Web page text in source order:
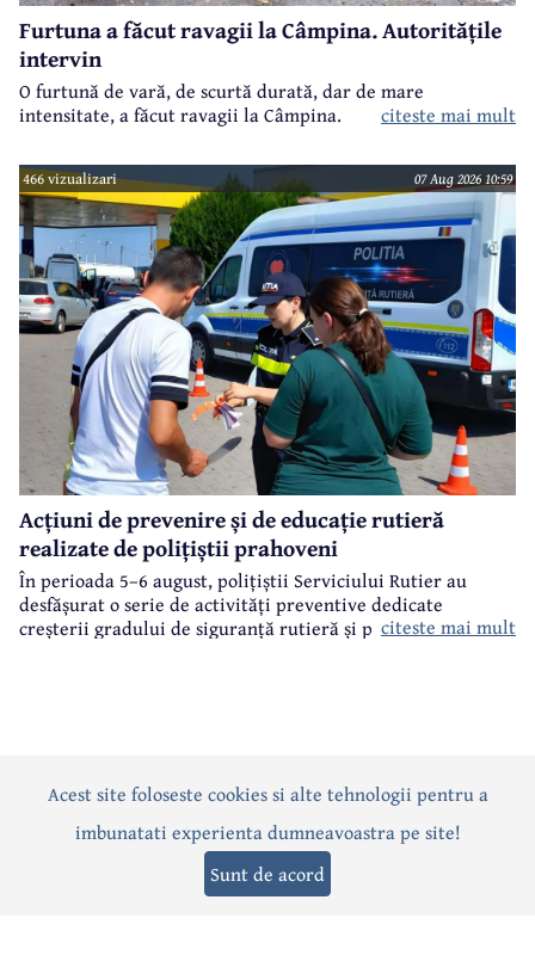
Furtuna a făcut ravagii la Câmpina. Autoritățile
intervin
O furtună de vară, de scurtă durată, dar de mare
intensitate, a făcut ravagii la Câmpina.
citeste mai mult
466 vizualizari 07 Aug 2026 10:59
Acțiuni de prevenire și de educație rutieră
realizate de polițiștii prahoveni
În perioada 5–6 august, polițiștii Serviciului Rutier au
desfășurat o serie de activități preventive dedicate
creșterii gradului de siguranță rutieră și promovării unui
citeste mai mult
ActualitatePoliticăSocialEvenimentInterviuri
Editorial Sport Anunțuri
Acest site foloseste cookies si alte tehnologii pentru a
imbunatati experienta dumneavoastra pe site!
Sunt de acord